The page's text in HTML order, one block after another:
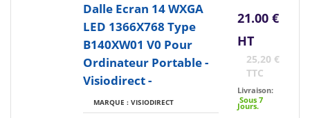
Dalle Ecran 14 WXGA
LED 1366X768 Type
B140XW01 V0 Pour
Ordinateur Portable -
Visiodirect -
MARQUE : VISIODIRECT
21.00 €
HT
25,20 €
TTC
Livraison:
Sous 7
Jours.